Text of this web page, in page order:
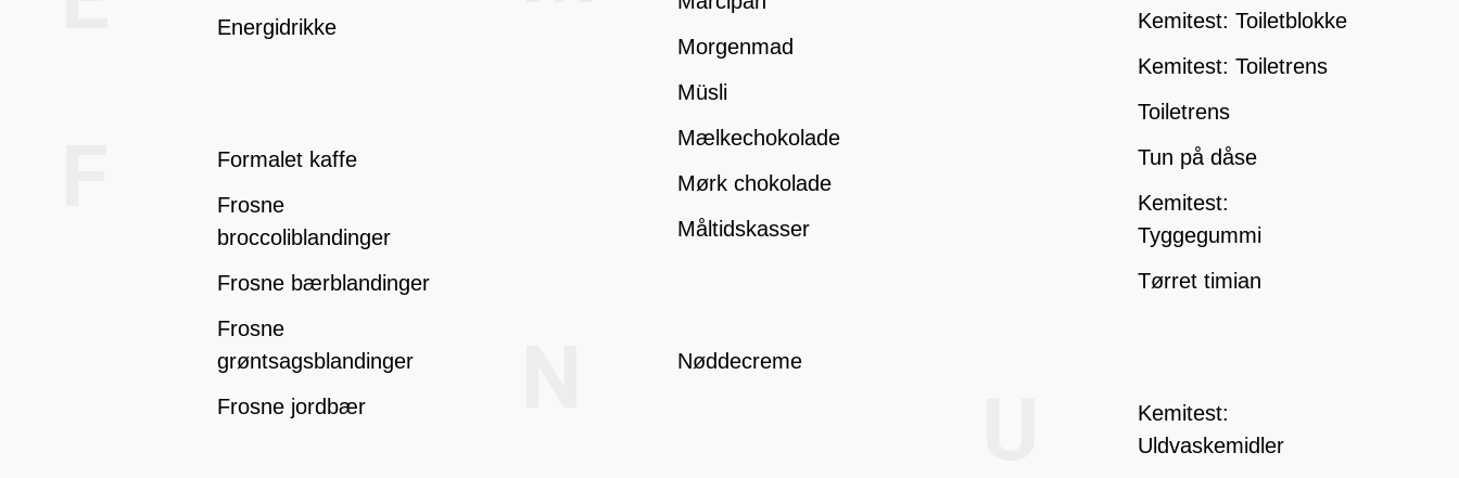
Energidrikke
Formalet kaffe
Frosne
broccoliblandinger
Frosne bærblandinger
Frosne
grøntsagsblandinger
Frosne jordbær
Morgenmad
Müsli
Mælkechokolade
Mørk chokolade
Måltidskasser
Nøddecreme
Kemitest: Toiletblokke
Kemitest: Toiletrens
Toiletrens
Tun på dåse
Kemitest:
Tyggegummi
Tørret timian
Kemitest:
Uldvaskemidler